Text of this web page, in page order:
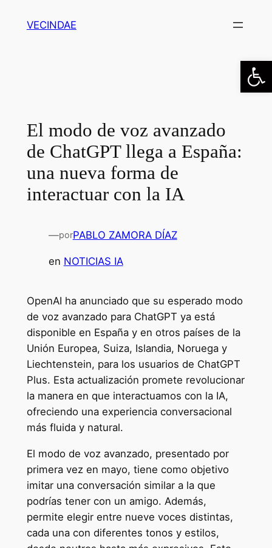
VECINDAE
El modo de voz avanzado
de ChatGPT llega a España:
una nueva forma de
interactuar con la IA
—porPABLO ZAMORA DÍAZ
en NOTICIAS IA
OpenAI ha anunciado que su esperado modo
de voz avanzado para ChatGPT ya está
disponible en España y en otros países de la
Unión Europea, Suiza, Islandia, Noruega y
Liechtenstein, para los usuarios de ChatGPT
Plus. Esta actualización promete revolucionar
la manera en que interactuamos con la IA,
ofreciendo una experiencia conversacional
más fluida y natural.
El modo de voz avanzado, presentado por
primera vez en mayo, tiene como objetivo
imitar una conversación similar a la que
podrías tener con un amigo. Además,
permite elegir entre nueve voces distintas,
cada una con diferentes tonos y estilos,
Abrir